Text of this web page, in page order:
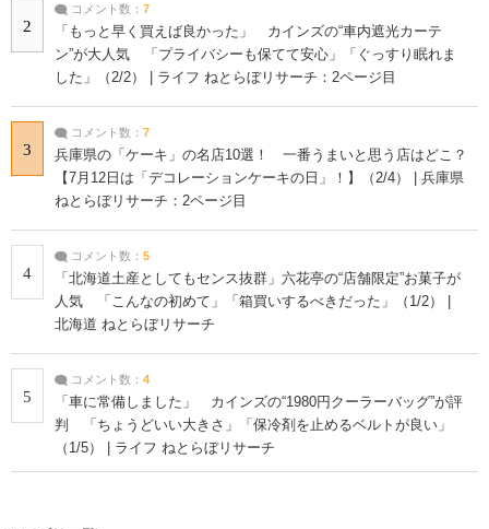
2
コメント数： 7
「もっと早く買えば良かった」 カインズの“車内遮光カーテ
ン”が大人気 「プライバシーも保てて安心」「ぐっすり眠れま
した」（2/2） | ライフ ねとらぼリサーチ：2ページ目
3
コメント数： 7
兵庫県の「ケーキ」の名店10選！ 一番うまいと思う店はどこ？
【7月12日は「デコレーションケーキの日」！】（2/4） | 兵庫県
ねとらぼリサーチ：2ページ目
4
コメント数： 5
「北海道土産としてもセンス抜群」六花亭の“店舗限定”お菓子が
人気 「こんなの初めて」「箱買いするべきだった」（1/2） |
北海道 ねとらぼリサーチ
5
コメント数： 4
「車に常備しました」 カインズの“1980円クーラーバッグ”が評
判 「ちょうどいい大きさ」「保冷剤を止めるベルトが良い」
（1/5） | ライフ ねとらぼリサーチ